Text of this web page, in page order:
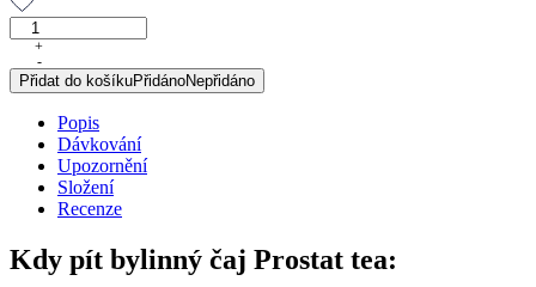
Prostat
porcovaný
čaj,
množství
+
-
Přidat do košíkuPřidánoNepřidáno
Popis
Dávkování
Upozornění
Složení
Recenze
Kdy pít bylinný čaj Prostat tea: